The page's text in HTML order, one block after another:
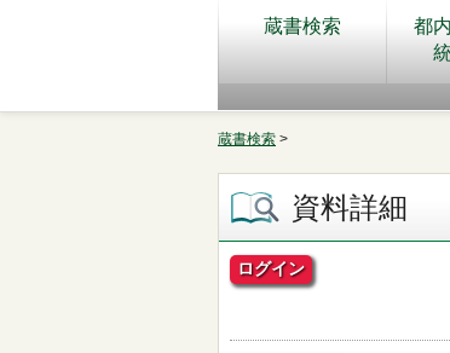
蔵書検索
都
蔵書検索 >
資料詳細
ログイン